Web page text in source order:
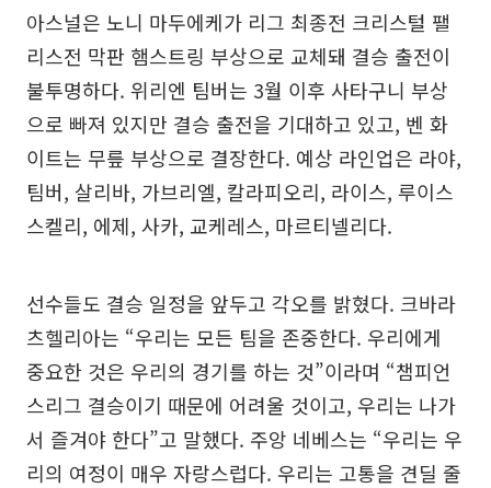
아스널은 노니 마두에케가 리그 최종전 크리스털 팰
리스전 막판 햄스트링 부상으로 교체돼 결승 출전이
불투명하다. 위리엔 팀버는 3월 이후 사타구니 부상
으로 빠져 있지만 결승 출전을 기대하고 있고, 벤 화
이트는 무릎 부상으로 결장한다. 예상 라인업은 라야,
팀버, 살리바, 가브리엘, 칼라피오리, 라이스, 루이스
스켈리, 에제, 사카, 교케레스, 마르티넬리다.
선수들도 결승 일정을 앞두고 각오를 밝혔다. 크바라
츠헬리아는 “우리는 모든 팀을 존중한다. 우리에게
중요한 것은 우리의 경기를 하는 것”이라며 “챔피언
스리그 결승이기 때문에 어려울 것이고, 우리는 나가
서 즐겨야 한다”고 말했다. 주앙 네베스는 “우리는 우
리의 여정이 매우 자랑스럽다. 우리는 고통을 견딜 줄